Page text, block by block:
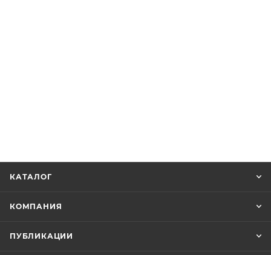
КАТАЛОГ
КОМПАНИЯ
ПУБЛИКАЦИИ